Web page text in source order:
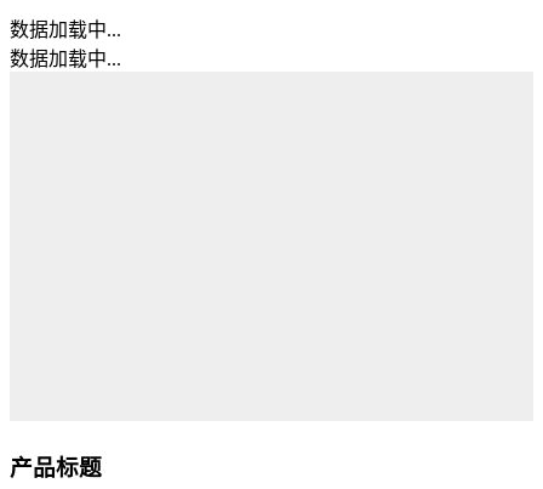
数据加载中...
数据加载中...
产品标题